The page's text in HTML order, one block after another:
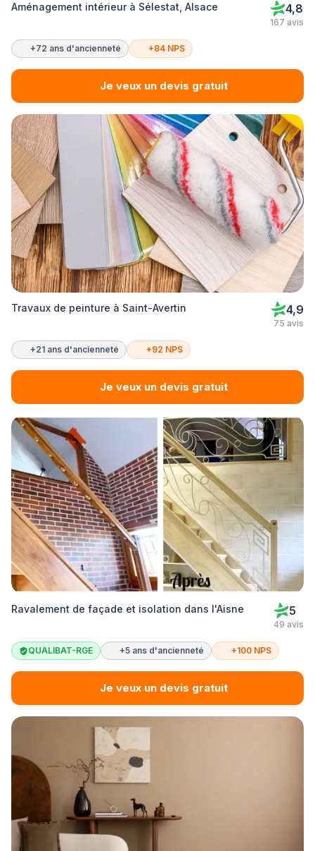
Aménagement intérieur à Sélestat, Alsace 4,8
167 avis
+72 ans d'ancienneté +84 NPS
Je veux un devis gratuit
Travaux de peinture à Saint-Avertin 4,9
75 avis
+21 ans d'ancienneté +92 NPS
Je veux un devis gratuit
Ravalement de façade et isolation dans l'Aisne 5
49 avis
QUALIBAT-RGE +5 ans d'ancienneté +100 NPS
Je veux un devis gratuit